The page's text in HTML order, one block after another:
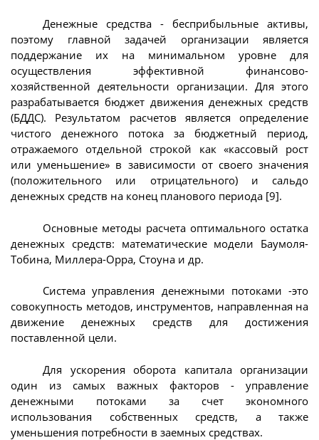
Денежные средства - бесприбыльные активы,
поэтому главной задачей организации является
поддержание их на минимальном уровне для
осуществления эффективной финансово-
хозяйственной деятельности организации. Для этого
разрабатывается бюджет движения денежных средств
(БДДС). Результатом расчетов является определение
чистого денежного потока за бюджетный период,
отражаемого отдельной строкой как «кассовый рост
или уменьшение» в зависимости от своего значения
(положительного или отрицательного) и сальдо
денежных средств на конец планового периода [9].
Основные методы расчета оптимального остатка
денежных средств: математические модели Баумоля-
Тобина, Миллера-Орра, Стоуна и др.
Система управления денежными потоками -это
совокупность методов, инструментов, направленная на
движение денежных средств для достижения
поставленной цели.
Для ускорения оборота капитала организации
один из самых важных факторов - управление
денежными потоками за счет экономного
использования собственных средств, а также
уменьшения потребности в заемных средствах.